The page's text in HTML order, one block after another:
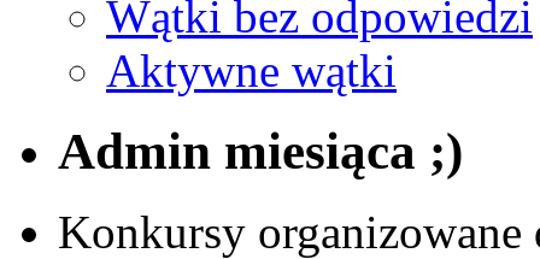
Wątki bez odpowiedzi
Aktywne wątki
Admin miesiąca ;)
Konkursy